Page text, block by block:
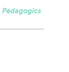
Pedagogics